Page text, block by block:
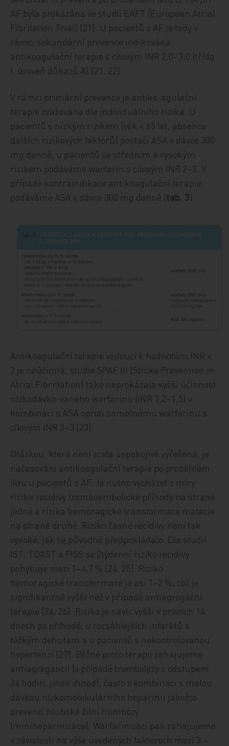
AF byla prokázána ve studii EAFT (European Atrial
Fibrilation Trial) [21]. U pacientů s AF je tedy v
rámci sekundární prevence indikována
antikoagulační terapie s cílovým INR 2,0–3,0 (třída
I, úroveň důkazů A) [21, 22].
V rámci primární prevence je antiko-agulační
terapie zvažována dle individuálního rizika. U
pacientů s nízkým rizikem (věk < 65 let, absence
dalších rizikových faktorů) postačí ASA v dávce 300
mg denně, u pacientů se středním a vysokým
rizikem podáváme warfarin s cílovým INR 2–3. V
případě kontraindikace antikoagulační terapie
podáváme ASA v dávce 300 mg denně (tab. 3).
Antikoagulační terapie vedoucí k hodnotám INR <
2 je neúčinná, studie SPAF III (Stroke Prevention in
Atrial Fibrillation) také neprokázala vyšší účinnost
nízkodávko-vaného warfarinu (INR 1,2–1,5) v
kombinaci s ASA oproti samotnému warfarinu s
cílovým INR 2–3 [23].
Otázkou, která není zcela uspokojivě vyřešena, je
načasování antikoagulační terapie po proběhlém
iktu u pacientů s AF. Je nutno vycházet z míry
rizika recidivy tromboembolické příhody na straně
jedné a rizika hemoragické transformace malacie
na straně druhé. Riziko časné recidivy není tak
vysoké, jak se původně předpokládalo. Dle studií
IST, TOAST a FISS se 2týdenní riziko recidivy
pohybuje mezi 1–4,7 % [24, 25]. Riziko
hemoragické transformace je asi 1–2 %, což je
signifikantně vyšší než v případě antiagregační
terapie [24, 26]. Riziko je navíc vyšší v prvních 14
dnech po příhodě, u rozsáhlejších infarktů s
těžkým deficitem a u pacientů s nekontrolovanou
hypertenzí [27]. Běžně proto terapii zahajujeme
antiagregancii (v případě trombolýzy s odstupem
24 hodin, jinak ihned), často v kombinaci s malou
dávkou nízkomolekulárního heparinu jakožto
prevencí hluboké žilní trombózy
(miniheparinizace). Warfarinizaci pak zahajujeme
v závislosti na výše uvedených faktorech mezi 3.–